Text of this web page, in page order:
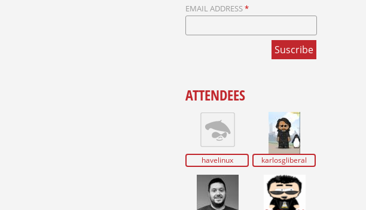
EMAIL ADDRESS*
ATTENDEES
havelinux karlosgliberal